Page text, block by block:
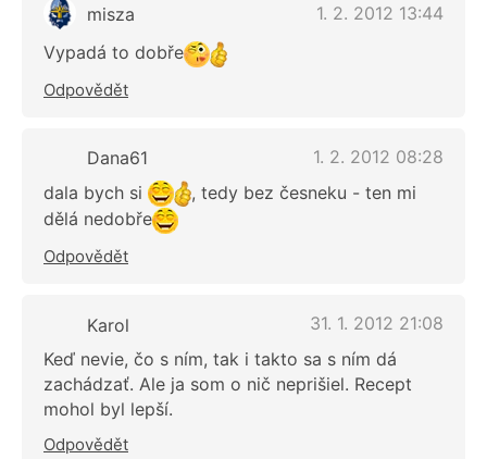
misza
1. 2. 2012 13:44
Vypadá to dobře
Odpovědět
Dana61
1. 2. 2012 08:28
dala bych si
, tedy bez česneku - ten mi
dělá nedobře
Odpovědět
Karol
31. 1. 2012 21:08
Keď nevie, čo s ním, tak i takto sa s ním dá
zachádzať. Ale ja som o nič neprišiel. Recept
mohol byl lepší.
Odpovědět